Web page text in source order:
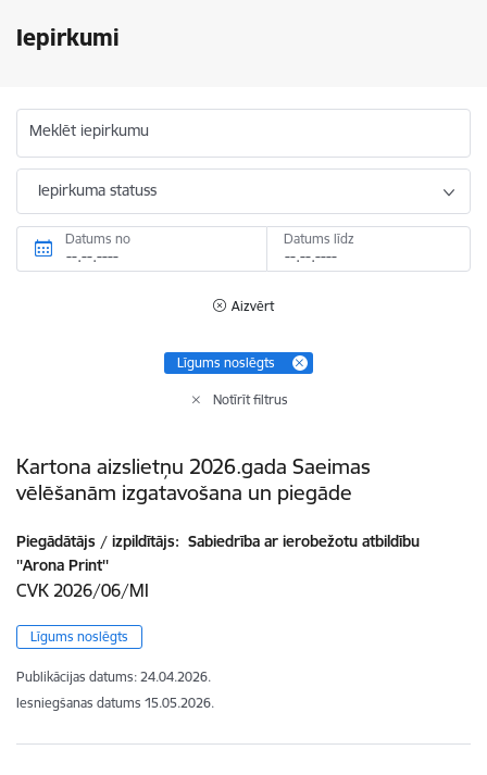
Iepirkumi
Meklēt iepirkumu
Iepirkuma statuss
Datums no Datums līdz
Aizvērt
Līgums noslēgts
Notīrīt filtrus
Kartona aizslietņu 2026.gada Saeimas
vēlēšanām izgatavošana un piegāde
Piegādātājs / izpildītājs: Sabiedrība ar ierobežotu atbildību
''Arona Print''
CVK 2026/06/MI
Līgums noslēgts
Publikācijas datums: 24.04.2026.
Iesniegšanas datums 15.05.2026.